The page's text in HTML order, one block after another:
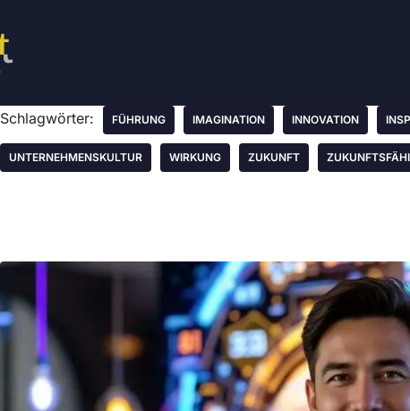
Schlagwörter: FÜHRUNG IMAGINATION INNOVATION
UNTERNEHMENSKULTUR WIRKUNG ZUKUNFT